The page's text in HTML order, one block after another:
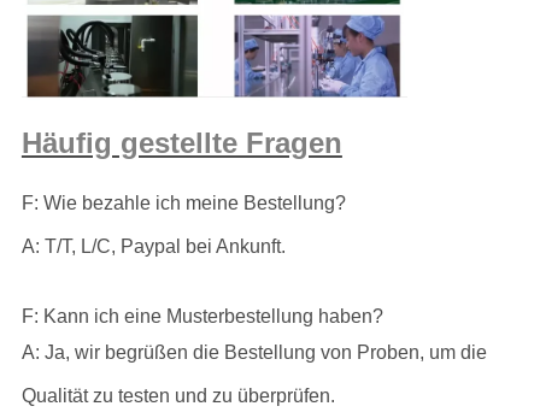
Häufig gestellte Fragen
F: Wie bezahle ich meine Bestellung?
A: T/T, L/C, Paypal bei Ankunft.
F: Kann ich eine Musterbestellung haben?
A: Ja, wir begrüßen die Bestellung von Proben, um die
Qualität zu testen und zu überprüfen.